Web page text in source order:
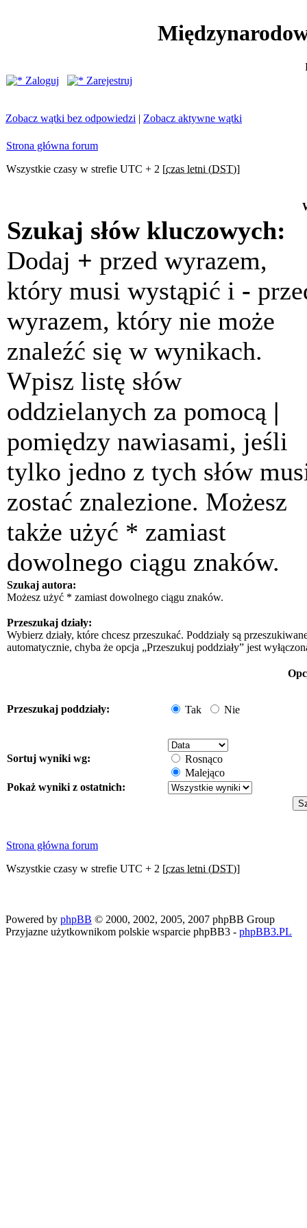
Zaloguj
Zarejestruj
Zobacz wątki bez odpowiedzi | Zobacz aktywne wątki
Strona główna forum
Wszystkie czasy w strefie UTC + 2 [czas letni (DST)]
Szukaj słów kluczowych:
Dodaj + przed wyrazem,
który musi wystąpić i -
wyrazem, który nie może
znaleźć się w wynikach.
Wpisz listę słów
oddzielanych za pomocą |
pomiędzy nawiasami, jeśli
tylko jedno z tych słów
zostać znalezione. Możesz
także użyć * zamiast
dowolnego ciągu znaków.
Szukaj autora:
Możesz użyć * zamiast dowolnego ciągu znaków.
Przeszukaj działy:
Wybierz działy, które chcesz przeszukać. Poddziały są
automatycznie, chyba że opcja „Przeszukuj poddziały” jest
Przeszukaj poddziały: Tak Nie
Sortuj wyniki wg:
Rosnąco
Malejąco
Pokaż wyniki z ostatnich:
Strona główna forum
Wszystkie czasy w strefie UTC + 2 [czas letni (DST)]
Powered by phpBB © 2000, 2002, 2005, 2007 phpBB Group
Przyjazne użytkownikom polskie wsparcie phpBB3 - phpBB3.PL